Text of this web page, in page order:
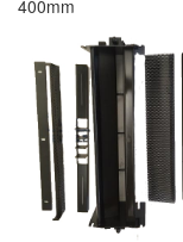
400mm